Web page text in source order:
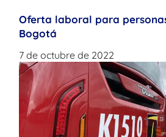
Oferta laboral para
Bogotá
7 de octubre de 2022